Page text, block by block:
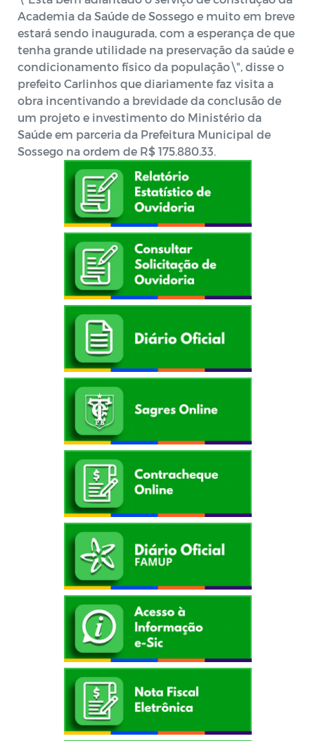
Academia da Saúde de Sossego e muito em breve
estará sendo inaugurada, com a esperança de que
tenha grande utilidade na preservação da saúde e
condicionamento físico da população\", disse o
prefeito Carlinhos que diariamente faz visita a
obra incentivando a brevidade da conclusão de
um projeto e investimento do Ministério da
Saúde em parceria da Prefeitura Municipal de
Sossego na ordem de R$ 175.880.33.